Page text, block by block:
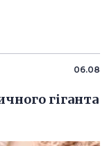
06.08
гіганта